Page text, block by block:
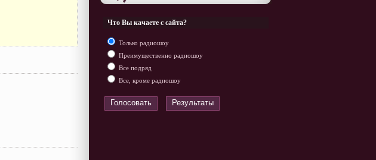
Что Вы качаете с сайта?
Только радиошоу
Преимущественно радиошоу
Все подряд
Все, кроме радиошоу
Голосовать Результаты